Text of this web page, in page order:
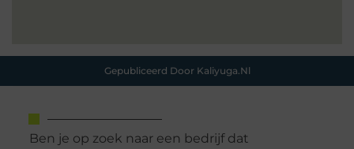
Gepubliceerd Door Kaliyuga.nl
Ben je op zoek naar een bedrijf dat